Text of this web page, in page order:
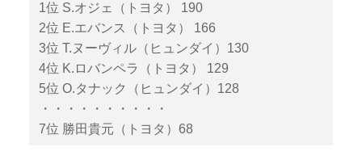
1位 S.オジェ（トヨタ） 190
2位 E.エバンス（トヨタ） 166
3位 T.ヌーヴィル（ヒュンダイ）130
4位 K.ロバンペラ（トヨタ） 129
5位 O.タナック（ヒュンダイ）128
・・・・・・・・・・
7位 勝田貴元（トヨタ）68